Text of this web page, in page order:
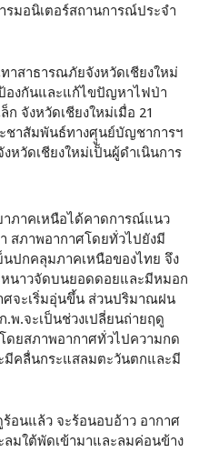
มอนิเตอร์สถานการณ์ประจำ
าสาธารณภัยจังหวัดเชียงใหม่
องกันและแก้ไขปัญหาไฟป่า
จังหวัดเชียงใหม่เมื่อ 21
ชาสัมพันธ์ทางศุูนย์บัญชาการฯ
วัดเชียงใหม่เป็นผู้ดำเนินการ
ภาคเหนือได้คาดการณ์แนว
สภาพอากาศโดยทั่วไปยังมี
นปกคลุมภาคเหนือของไทย จึง
นาวจัดบนยอดดอยและมีหมอก
ศจะเริ่มอุ่นขึ้น ส่วนปริมาณฝน
.พ.จะเป็นช่วงเปลี่ยนถ่ายฤดู
ดยสภาพอากาศทั่วไปความกด
มีคลื่นกระแสลมตะวันตกและมี
อนแล้ว จะร้อนอบอ้าว อากาศ
มใต้พัดเข้ามาและลมค่อนข้าง